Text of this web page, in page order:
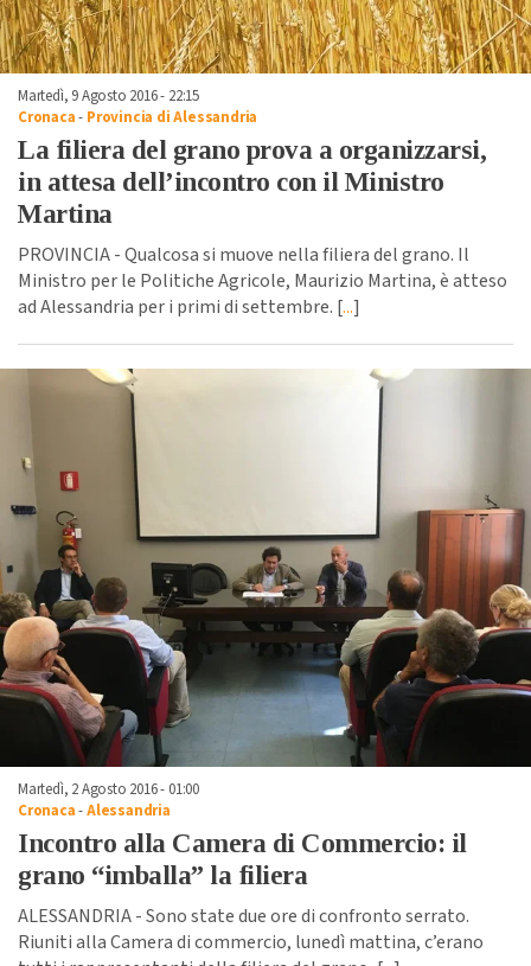
Martedì, 9 Agosto 2016 - 22:15
Cronaca- Provincia di Alessandria
La filiera del grano prova a organizzarsi,
in attesa dell’incontro con il Ministro
Martina
PROVINCIA - Qualcosa si muove nella filiera del grano. Il
Ministro per le Politiche Agricole, Maurizio Martina, è atteso
ad Alessandria per i primi di settembre. [...]
Martedì, 2 Agosto 2016 - 01:00
Cronaca-Alessandria
Incontro alla Camera di Commercio: il
grano “imballa” la filiera
ALESSANDRIA - Sono state due ore di confronto serrato.
Riuniti alla Camera di commercio, lunedì mattina, c’erano